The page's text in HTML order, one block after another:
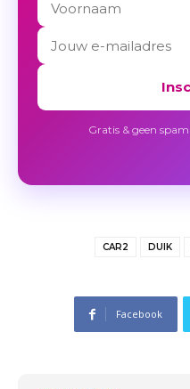
Gratis & geen
CAR2 DUIK
Facebook